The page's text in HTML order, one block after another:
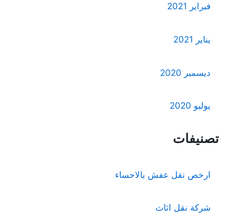
فبراير 2021
يناير 2021
ديسمبر 2020
يوليو 2020
تصنيفات
ارخص نقل عفش بالاحساء
شركة نقل اثاث